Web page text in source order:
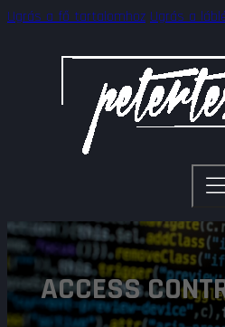
Ugrás a fő tartalomhoz Ugrás a
ACCESS